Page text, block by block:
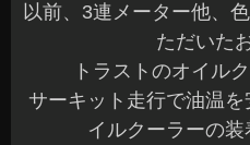
以前、3連メーター他、
ただいた
トラストのオイル
サーキット走行で油温
イルクーラーの装